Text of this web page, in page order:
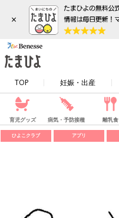
×
TOP 妊娠・出産
育児グッズ 病気・予防接種 離乳食
ひよこクラブ アプリ